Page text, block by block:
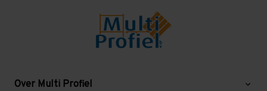
Over Multi Profiel